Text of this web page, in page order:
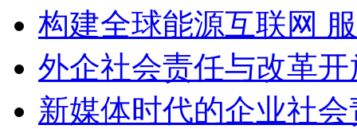
构建全球能源互联网
外企社会责任与改革
新媒体时代的企业社